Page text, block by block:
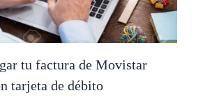
tu factura de Movistar
tarjeta de débito